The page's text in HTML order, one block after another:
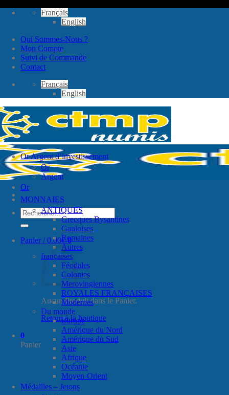
Passer
Français
English
Qui Sommes-Nous ?
Mon Compte
Suivi de Commande
Contact
Français
English
Recherche
pour :
Panier /0.00€ 0
Aucun Produit dans le Panier.
Retour à la boutique
0
Panier
Or Argent d’investissement
Or
Argent
Or
MONNAIES
ANTIQUES
Grecques Bysantines
Gauloises
Romaines
Autres
françaises
Féodales
Colonies
Merovingiennes
ROYALES FRANÇAISES
Modernes
Du monde
Europe
Amérique du Nord
Amérique du Sud
Asie
Afrique
Océanie
Moyen-Orient
Médailles – Jetons